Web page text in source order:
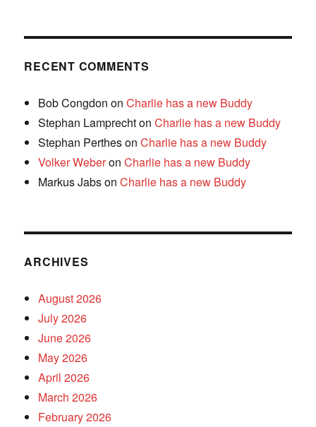
RECENT COMMENTS
Bob Congdon onCharlie has a new Buddy
Stephan LamprechtonCharlie has a new Buddy
Stephan PerthesonCharlie has a new Buddy
Volker WeberonCharlie has a new Buddy
Markus JabsonCharlie has a new Buddy
ARCHIVES
August 2026
July 2026
June 2026
May 2026
April 2026
March 2026
February 2026